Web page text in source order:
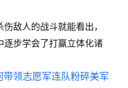
敌人的战斗就能看出，
逐步学会了打赢立体化诸